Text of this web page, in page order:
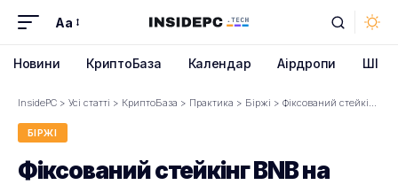
Font
Aa
Новини КриптоБаза Календар Аірдропи ШІ
InsidePC > Усі статті > КриптоБаза > Практика > Біржі > Фіксований стейкінг BNB на Binance
БІРЖІ
Фіксований стейкінг BNB на